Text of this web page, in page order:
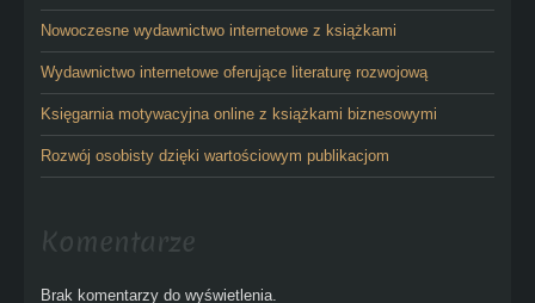
Nowoczesne wydawnictwo internetowe z książkami
Wydawnictwo internetowe oferujące literaturę rozwojową
Księgarnia motywacyjna online z książkami biznesowymi
Rozwój osobisty dzięki wartościowym publikacjom
Komentarze
Brak komentarzy do wyświetlenia.